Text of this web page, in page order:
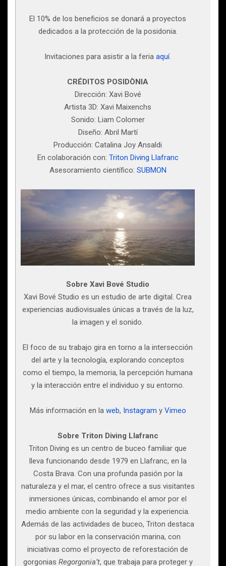
El 10% de los beneficios se donará a proyectos
dedicados a la protección de la posidonia.
Invitaciones para asistir a la feria aquí.
CRÉDITOS POSIDÒNIA
Dirección: Xavi Bové
Artista 3D: Xavi Maixenchs
Sonido: Liam Colomer
Diseño: Abril Martí
Producción: Catalina Joy Ansaldi
En colaboración con: Triton Diving Llafranc
Asesoramiento científico: SUBMON
Sobre Xavi Bové Studio
Xavi Bové Studio es un estudio de arte digital. Crea
experiencias audiovisuales únicas a través de la luz,
la imagen y el sonido.
El foco de su trabajo gira en torno a la intersección
del arte y la tecnología, explorando conceptos
como el tiempo, la memoria, la percepción humana
y la interacción entre el individuo y su entorno.
Más información en la web, Instagram y Vimeo
Sobre Triton Diving Llafranc
Triton Diving es un centro de buceo familiar que
lleva funcionando desde 1979 en Llafranc, en la
Costa Brava. Con una profunda pasión por la
naturaleza y el mar, el centro ofrece a sus visitantes
inmersiones únicas, combinando el amor por el
medio ambiente con la seguridad y la experiencia.
Además de las actividades de buceo, Triton destaca
por su labor en la conservación marina, con
iniciativas como el proyecto de reforestación de
gorgonias Regorgonia’t, que trabaja para proteger y